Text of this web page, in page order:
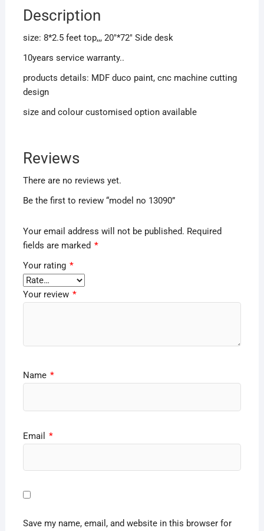
Description
size: 8*2.5 feet top,,, 20″*72″ Side desk
10years service warranty..
products details: MDF duco paint, cnc machine cutting
design
size and colour customised option available
Reviews
There are no reviews yet.
Be the first to review “model no 13090”
Your email address will not be published. Required
fields are marked *
Your rating *
Your review *
Name *
Email *
Save my name, email, and website in this browser for